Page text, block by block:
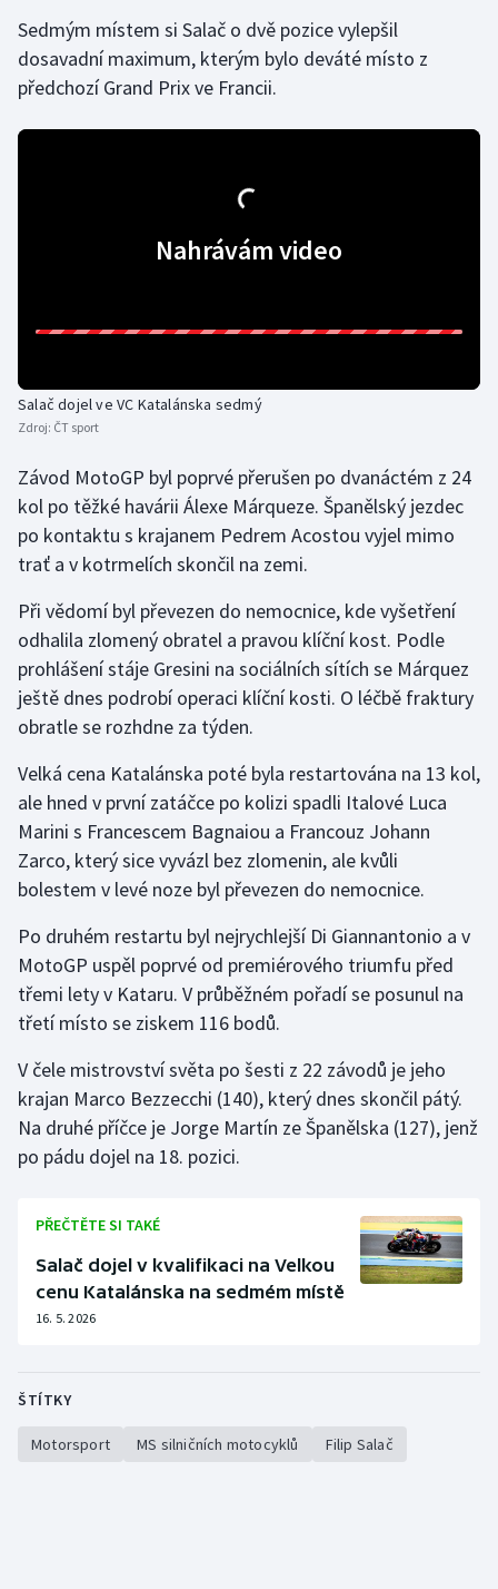
Olympijské hry
Parasport
Short track
Stolní tenis
Triatlon
Veslování
Vodní slalom
Volejbal
Ostatní
Sedmým místem si Salač o dvě pozice vylepšil
dosavadní maximum, kterým bylo deváté místo z
předchozí Grand Prix ve Francii.
Nahrávám video
Salač dojel ve VC Katalánska sedmý
Zdroj: ČT sport
Závod MotoGP byl poprvé přerušen po dvanáctém z 24
kol po těžké havárii Álexe Márqueze. Španělský jezdec
po kontaktu s krajanem Pedrem Acostou vyjel mimo
trať a v kotrmelích skončil na zemi.
Při vědomí byl převezen do nemocnice, kde vyšetření
odhalila zlomený obratel a pravou klíční kost. Podle
prohlášení stáje Gresini na sociálních sítích se Márquez
ještě dnes podrobí operaci klíční kosti. O léčbě fraktury
obratle se rozhdne za týden.
Velká cena Katalánska poté byla restartována na 13 kol,
ale hned v první zatáčce po kolizi spadli Italové Luca
Marini s Francescem Bagnaiou a Francouz Johann
Zarco, který sice vyvázl bez zlomenin, ale kvůli
bolestem v levé noze byl převezen do nemocnice.
Po druhém restartu byl nejrychlejší Di Giannantonio a v
MotoGP uspěl poprvé od premiérového triumfu před
třemi lety v Kataru. V průběžném pořadí se posunul na
třetí místo se ziskem 116 bodů.
V čele mistrovství světa po šesti z 22 závodů je jeho
krajan Marco Bezzecchi (140), který dnes skončil pátý.
Na druhé příčce je Jorge Martín ze Španělska (127), jenž
po pádu dojel na 18. pozici.
PŘEČTĚTE SI TAKÉ
Salač dojel v kvalifikaci na Velkou
cenu Katalánska na sedmém místě
16. 5. 2026
ŠTÍTKY
Motorsport MS silničních motocyklů Filip Salač